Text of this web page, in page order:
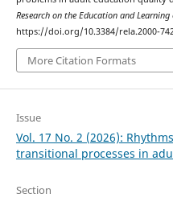
Research on the Education and
https://doi.org/10.3384/rela.2000-
More Citation Formats
Issue
Vol. 17 No. 2 (2026):
transitional processes in
Section